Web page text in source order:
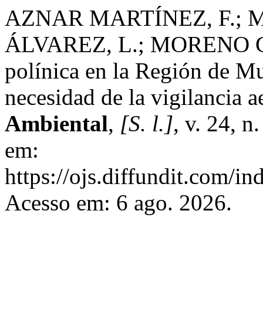
AZNAR MARTÍNEZ, F.;
ÁLVAREZ, L.; MORENO
polínica en la Región de
necesidad de la vigilancia
Ambiental, [S. l.], v. 24,
em:
https://ojs.diffundit.com/
Acesso em: 6 ago. 2026.